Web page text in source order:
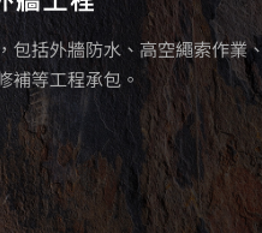
包括外牆防水、高空繩索作業
補等工程承包。